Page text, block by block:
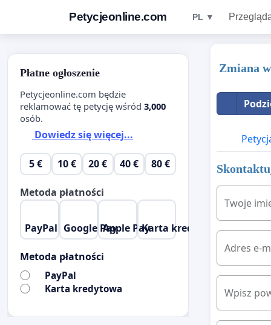
Petycjeonline.com PL ▼
Zmiana
Twoje
Adres e-
Wpisz
Płatne ogłoszenie
Petycjeonline.com będzie
reklamować tę petycję wśród 3,000
osób.
Dowiedz się więcej...
5 € 10 € 20 € 40 € 80 €
Metoda płatności
PayPal Google PayApple PayKarta kredytowa
Metoda płatności
PayPal
Karta kredytowa